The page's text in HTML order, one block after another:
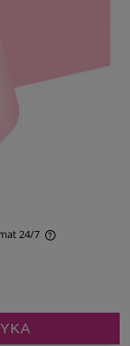
24/7